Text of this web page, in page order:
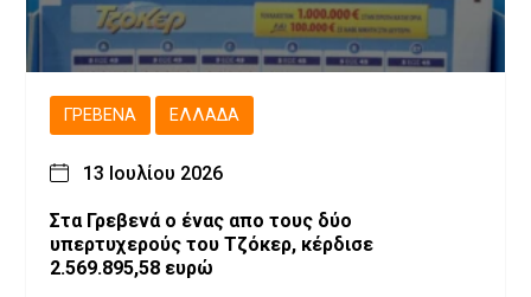
ΓΡΕΒΕΝΆ ΕΛΛΆΔΑ
13 Ιουλίου 2026
Στα Γρεβενά ο ένας απο τους δύο
υπερτυχερούς του Τζόκερ, κέρδισε
2.569.895,58 ευρώ